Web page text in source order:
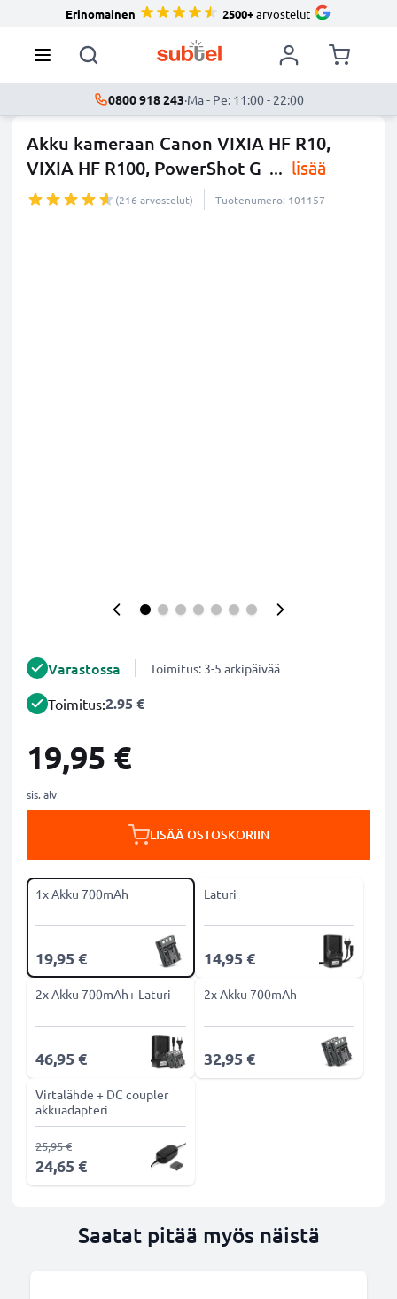
Erinomainen 2500+arvostelut
0800 918 243·Ma - Pe: 11:00 - 22:00
Akku kameraan Canon VIXIA HF R10,
VIXIA HF R100, PowerShot G ... lisää
(216 arvostelut) Tuotenumero: 101157
Varastossa Toimitus: 3-5 arkipäivää
Toimitus:2.95 €
19,95 €
sis. alv
LISÄÄ OSTOSKORIIN
1x Akku 700mAh
19,95 €
Laturi
14,95 €
2x Akku 700mAh+ Laturi
46,95 €
2x Akku 700mAh
32,95 €
Virtalähde + DC coupler
akkuadapteri
24,65 €
25,95 €
Saatat pitää myös näistä